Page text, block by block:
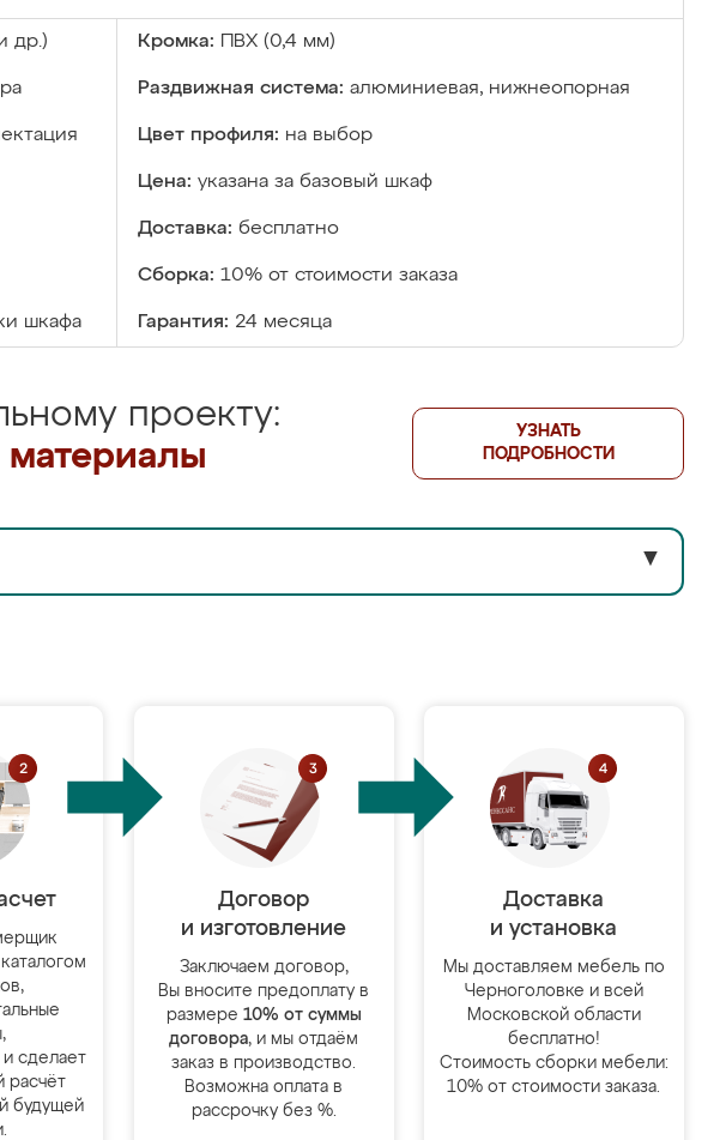
др.) Кромка: ПВХ (0,4 мм)
Раздвижная система: алюминиевая, нижнеопорная
Цвет профиля: на выбор
Цена: указана за базовый шкаф
Доставка: бесплатно
Сборка: 10% от стоимости заказа
шкафа Гарантия: 24 месяца
проекту:
УЗНАТЬ
ПОДРОБНОСТИ
▼
и сделает
расчёт
будущей
Договор
и изготовление
Заключаем договор,
Вы вносите предоплату в
размере 10% от суммы
договора, и мы отдаём
заказ в производство.
Возможна оплата в
рассрочку без %.
Доставка
и установка
Мы доставляем мебель по
Черноголовке и всей
Московской области
бесплатно!
Стоимость сборки мебели:
10% от стоимости заказа.